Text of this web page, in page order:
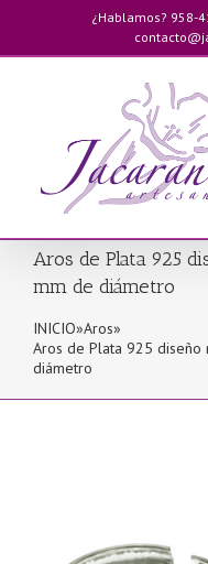
contenido
¿Hablamos? 958-
Aros de Plata 925
mm de diámetro
INICIO»Aros»
Aros de Plata 925
diámetro